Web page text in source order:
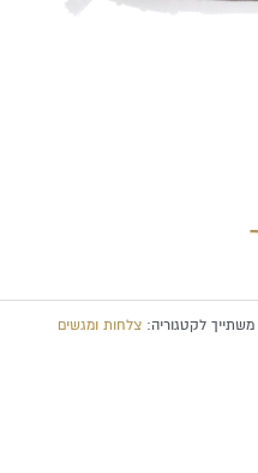
משתייך לקטגוריה: צלחות ומגשים